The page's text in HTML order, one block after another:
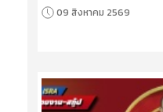
09 สิงหาคม 2569